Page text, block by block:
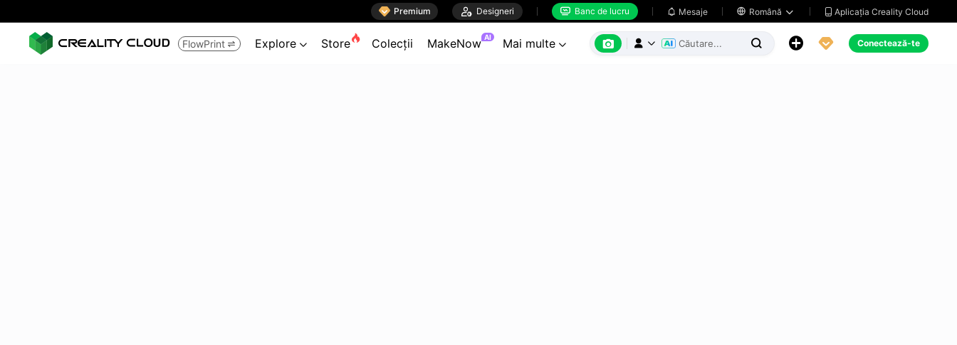
 Premium  Designeri  Banc de lucru  Mesaje  Română   Aplicația Creality Cloud
FlowPrint  Explore  Store Colecții MakeNow AI Mai multe        Conectează-te